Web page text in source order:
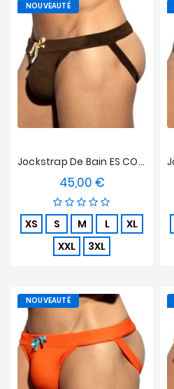
Jockstrap De Bain ES COLLECTION Terrycloth - Marron
45,00 €Prix
XS S M L
XL
XXL
3XL
NOUVEAUTÉ
NOUVEAUTÉ